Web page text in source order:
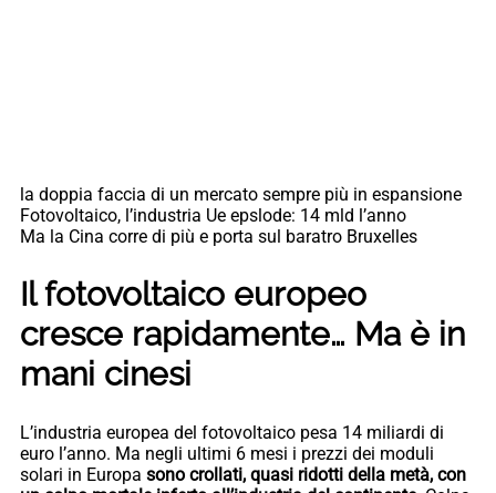
la doppia faccia di un mercato sempre più in espansione
Fotovoltaico, l’industria Ue epslode: 14 mld l’anno
Ma la Cina corre di più e porta sul baratro Bruxelles
Il fotovoltaico europeo
cresce rapidamente… Ma è in
mani cinesi
L’industria europea del fotovoltaico pesa 14 miliardi di
euro l’anno. Ma negli ultimi 6 mesi i prezzi dei moduli
solari in Europa sono crollati, quasi ridotti della metà, con